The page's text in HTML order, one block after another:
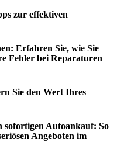
zur effektiven
Erfahren Sie, wie Sie
Fehler bei Reparaturen
Sie den Wert Ihres
Autoankauf: So
Angeboten im